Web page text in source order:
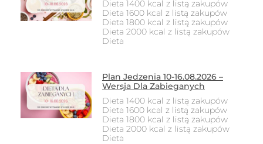
Dieta 1400 kcal z listą zakupów
Dieta 1600 kcal z listą zakupów
Dieta 1800 kcal z listą zakupów
Dieta 2000 kcal z listą zakupów
Dieta
Plan Jedzenia 10-16.08.2026 –
Wersja Dla Zabieganych
Dieta 1400 kcal z listą zakupów
Dieta 1600 kcal z listą zakupów
Dieta 1800 kcal z listą zakupów
Dieta 2000 kcal z listą zakupów
Dieta